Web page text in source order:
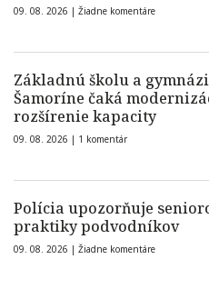
09. 08. 2026 | Žiadne komentáre
Základnú školu a
Šamoríne čaká
rozšírenie kapacity
09. 08. 2026 | 1 komentár
Polícia upozorňuje
praktiky podvodníkov
09. 08. 2026 | Žiadne komentáre